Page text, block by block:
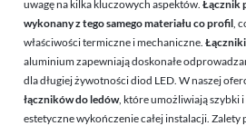
uwagę na kilka kluczowych aspektów. Łącznik
wykonany z tego samego materiału co profil ,
właściwości termiczne i mechaniczne.
aluminium zapewniają doskonałe
dla długiej żywotności diod LED. W naszej
łączników do ledów, które umożliwiają szybki
estetyczne wykończenie całej instalacji.